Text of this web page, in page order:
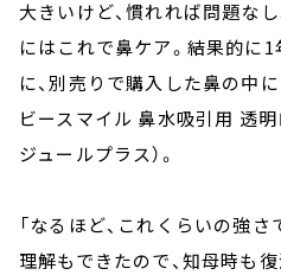
大きいけど、慣れれば問題な
にはこれで鼻ケア。結果的に1
に、別売りで購入した鼻の中
ビースマイル 鼻水吸引用 透
ジュールプラス）。
「なるほど、これくらいの強さ
理解もできたので、知母時も